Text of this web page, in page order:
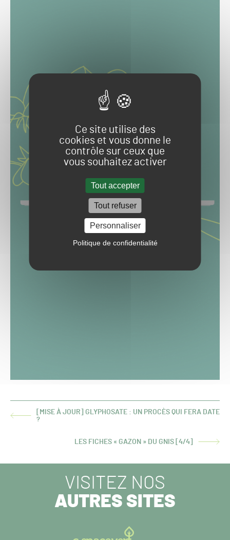
Ce site utilise des
cookies et vous donne le
contrôle sur ceux que
vous souhaitez activer
Tout accepter
Tout refuser
Personnaliser
Politique de confidentialité
ARTICLE
[MISE À JOUR] GLYPHOSATE : UN PROCÈS QUI FERA DATE
?
ARTICLE
LES FICHES « GAZON » DU GNIS [4/4]
VISITEZ NOS
AUTRES SITES